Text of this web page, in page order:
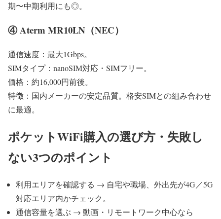
期〜中期利用にも◎。
④ Aterm MR10LN（NEC）
通信速度：最大1Gbps。
SIMタイプ：nanoSIM対応・SIMフリー。
価格：約16,000円前後。
特徴：国内メーカーの安定品質。格安SIMとの組み合わせ
に最適。
ポケットWiFi購入の選び方・失敗し
ない3つのポイント
利用エリアを確認する → 自宅や職場、外出先が4G／5G
対応エリア内かチェック。
通信容量を選ぶ → 動画・リモートワーク中心なら